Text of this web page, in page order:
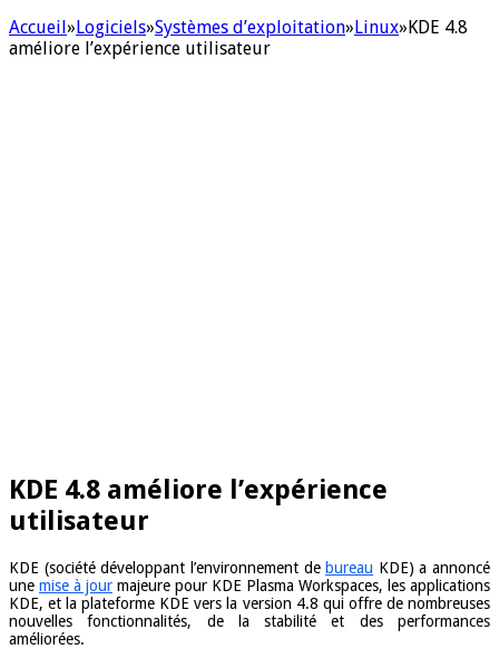
Accueil»Logiciels»Systèmes d’exploitation»Linux»KDE 4.8
améliore l’expérience utilisateur
KDE 4.8 améliore l’expérience
utilisateur
KDE (société développant l’environnement de bureau KDE) a annoncé
une mise à jour majeure pour KDE Plasma Workspaces, les applications
KDE, et la plateforme KDE vers la version 4.8 qui offre de nombreuses
nouvelles fonctionnalités, de la stabilité et des performances
améliorées.